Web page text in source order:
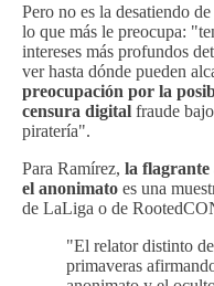
Pero no es la desatiendo
lo que más le preocupa:
intereses más profundos
ver hasta dónde pueden
preocupación por la
censura digital fraude
piratería".
Para Ramírez, la flagrante
el anonimato es una
de LaLiga o de
"El relator distinto
primaveras